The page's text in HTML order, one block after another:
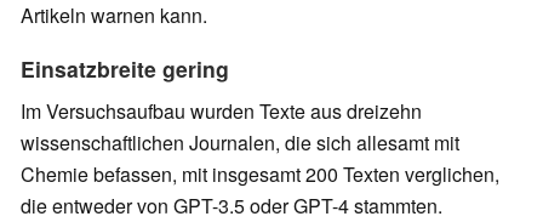
Artikeln warnen kann.
Einsatzbreite gering
Im Versuchsaufbau wurden Texte aus dreizehn
wissenschaftlichen Journalen, die sich allesamt mit
Chemie befassen, mit insgesamt 200 Texten verglichen,
die entweder von GPT-3.5 oder GPT-4 stammten.